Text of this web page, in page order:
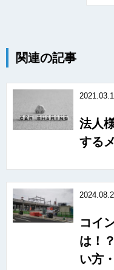
関連の記事
法人
する
コイ
は！
い方